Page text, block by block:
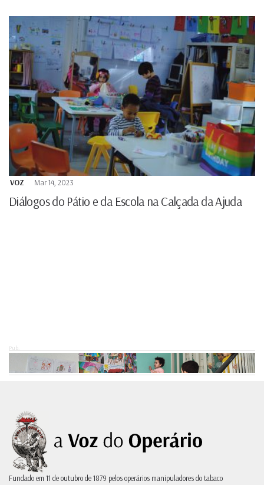
VOZ Mar 14, 2023
Diálogos do Pátio e da Escola na Calçada da Ajuda
Pub.
Fundado em 11 de outubro de 1879 pelos operários manipuladores do tabaco